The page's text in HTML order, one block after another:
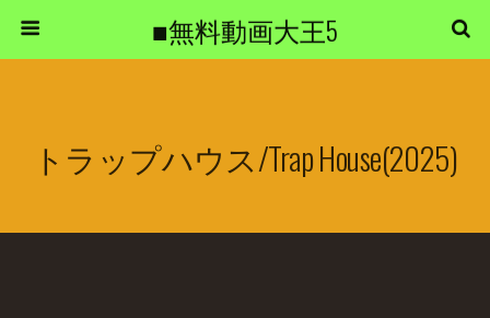
■無料動画大王5
トラップハウス/Trap House(2025)